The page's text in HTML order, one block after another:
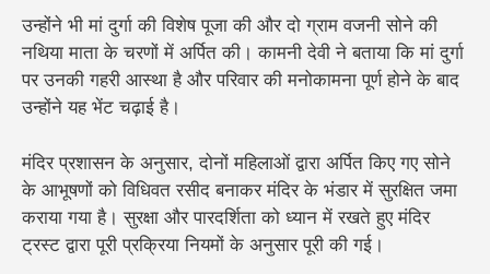
उन्होंने भी मां दुर्गा की विशेष पूजा की और दो ग्राम वजनी सोने की
नथिया माता के चरणों में अर्पित की। कामनी देवी ने बताया कि मां दुर्गा
पर उनकी गहरी आस्था है और परिवार की मनोकामना पूर्ण होने के बाद
उन्होंने यह भेंट चढ़ाई है।
मंदिर प्रशासन के अनुसार, दोनों महिलाओं द्वारा अर्पित किए गए सोने
के आभूषणों को विधिवत रसीद बनाकर मंदिर के भंडार में सुरक्षित जमा
कराया गया है। सुरक्षा और पारदर्शिता को ध्यान में रखते हुए मंदिर
ट्रस्ट द्वारा पूरी प्रक्रिया नियमों के अनुसार पूरी की गई।